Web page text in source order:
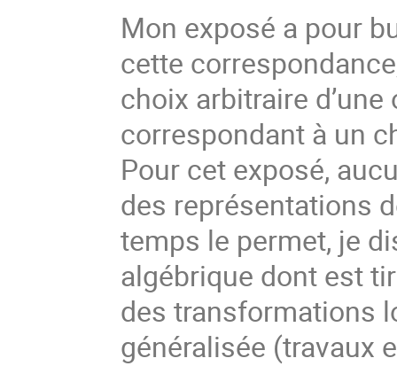
Mon exposé a pour
cette
choix arbitraire
correspondant à un
Pour cet exposé,
des représentations
temps le permet, je
algébrique dont est
des transformations
généralisée (travaux